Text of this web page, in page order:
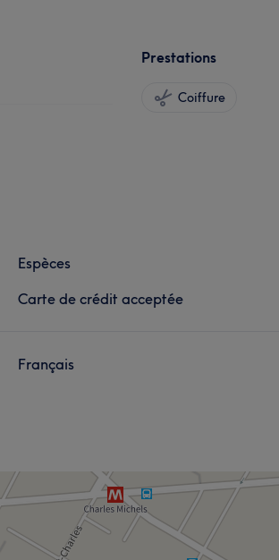
Prestations
Coiffure
Espèces
Carte de crédit acceptée
Français